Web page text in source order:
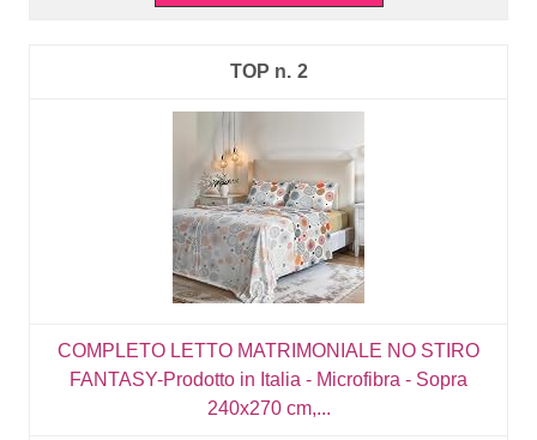
2
COMPLETO LETTO MATRIMONIALE NO STIRO
FANTASY-Prodotto in Italia - Microfibra - Sopra
240x270 cm,...